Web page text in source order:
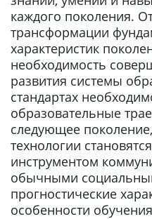
каждого поколения.
трансформации
характеристик
необходимость
развития системы
стандартах
образовательные
следующее
технологии
инструментом
обычными
прогностические
особенности